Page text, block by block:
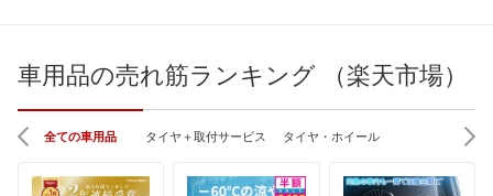
車用品の売れ筋ランキング （楽天市場）
全ての車用品 タイヤ＋取付サービス タイヤ・ホイール